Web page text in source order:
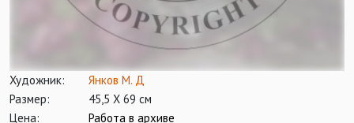
Художник:
Янков М. Д
Размер:
45,5 Х 69 см
Цена:
Работа в архиве